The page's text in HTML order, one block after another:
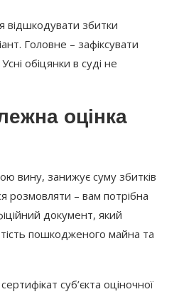
відшкодувати збитки
Головне – зафіксувати
обіцянки в суді не
оцінка
вину, занижує суму збитків
розмовляти – вам потрібна
документ, який
пошкодженого майна та
суб’єкта оціночної